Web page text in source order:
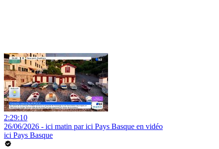
2:29:10
26/06/2026 - ici matin par ici Pays Basque en vidéo
ici Pays Basque